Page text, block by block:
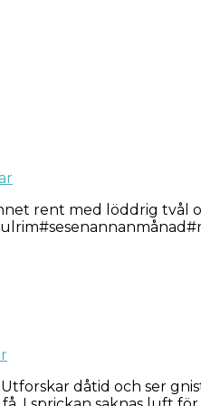
blicken
rent med löddrig tvål
glimtar
dåtid och ser